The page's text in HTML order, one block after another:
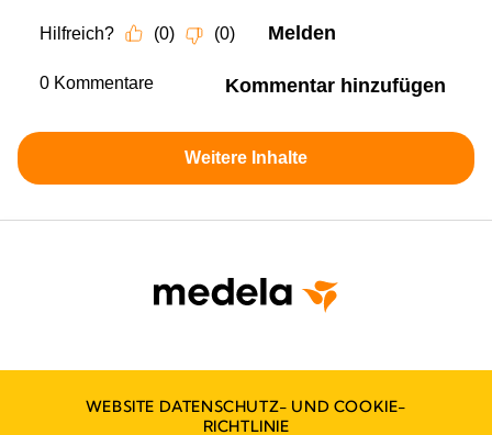
WEBSITE DATENSCHUTZ- UND COOKIE-
RICHTLINIE